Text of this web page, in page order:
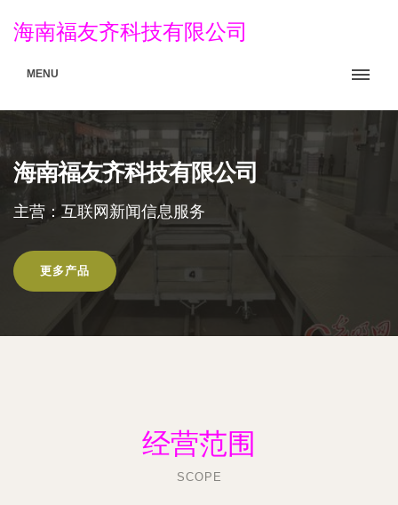
海南福友齐科技有限公司
MENU
海南福友齐科技有限公司
主营：互联网新闻信息服务
更多产品
经营范围
SCOPE